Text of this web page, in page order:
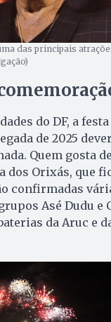
das principais
do DF, a
de 2025
Quem gosta
dos Orixás, que
confirmadas
Asé Dudu e
da Aruc e